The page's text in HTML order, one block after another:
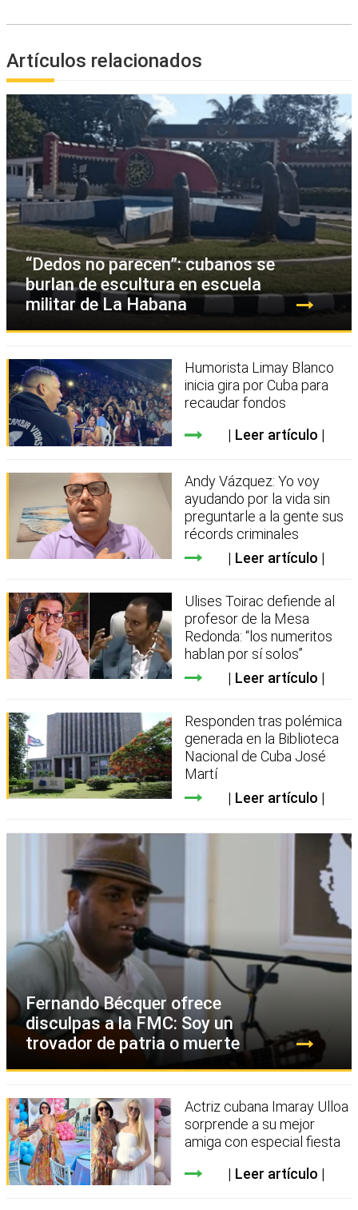
Artículos relacionados
“Dedos no parecen”: cubanos se
burlan de escultura en escuela
militar de La Habana
Humorista Limay Blanco
inicia gira por Cuba para
recaudar fondos
Leer artículo
Andy Vázquez: Yo voy
ayudando por la vida sin
preguntarle a la gente sus
récords criminales
Leer artículo
Ulises Toirac defiende al
profesor de la Mesa
Redonda: “los numeritos
hablan por sí solos”
Leer artículo
Responden tras polémica
generada en la Biblioteca
Nacional de Cuba José
Martí
Leer artículo
Fernando Bécquer ofrece
disculpas a la FMC: Soy un
trovador de patria o muerte
Actriz cubana Imaray Ulloa
sorprende a su mejor
amiga con especial fiesta
Leer artículo